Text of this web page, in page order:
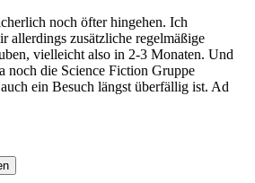
noch öfter hingehen. Ich
allerdings zusätzliche regelmäßige
vielleicht also in 2-3 Monaten. Und
noch die Science Fiction Gruppe
ein Besuch längst überfällig ist. Ad